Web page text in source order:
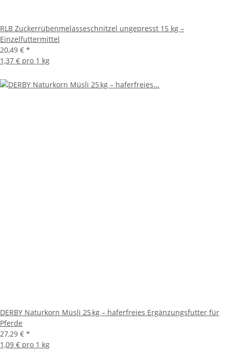
RLB Zuckerrübenmelasseschnitzel ungepresst 15 kg –
Einzelfuttermittel
20,49 € *
1,37 € pro 1 kg
DERBY Naturkorn Müsli 25 kg – haferfreies Ergänzungsfutter für
Pferde
27,29 € *
1,09 € pro 1 kg